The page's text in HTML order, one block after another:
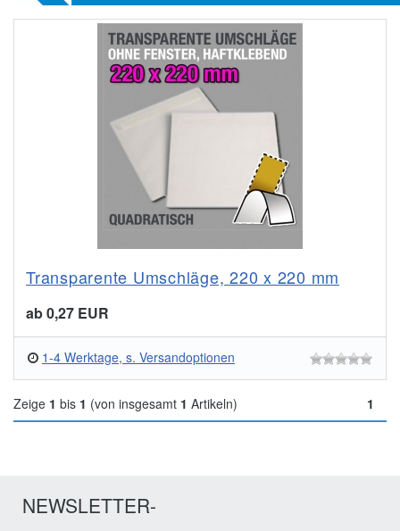
Transparente Umschläge, 220 x 220 mm
ab 0,27 EUR
1-4 Werktage, s. Versandoptionen
Zeige 1 bis 1 (von insgesamt 1 Artikeln) 1
NEWSLETTER-